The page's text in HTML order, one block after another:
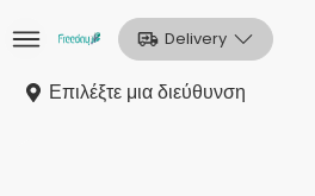
Αρχική
Delivery
Επιλέξτε μια διεύθυνση